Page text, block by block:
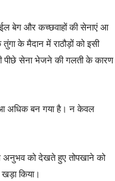
बेग और कच्छवाहों की सेनाएं आ
के मैदान में राठौड़ों को इसी
की पीछे सेना भेजने की गलती के कारण
जुआ अधिक बन गया है। न केवल
अनुभव को देखते हुए तोपखाने को
किया।